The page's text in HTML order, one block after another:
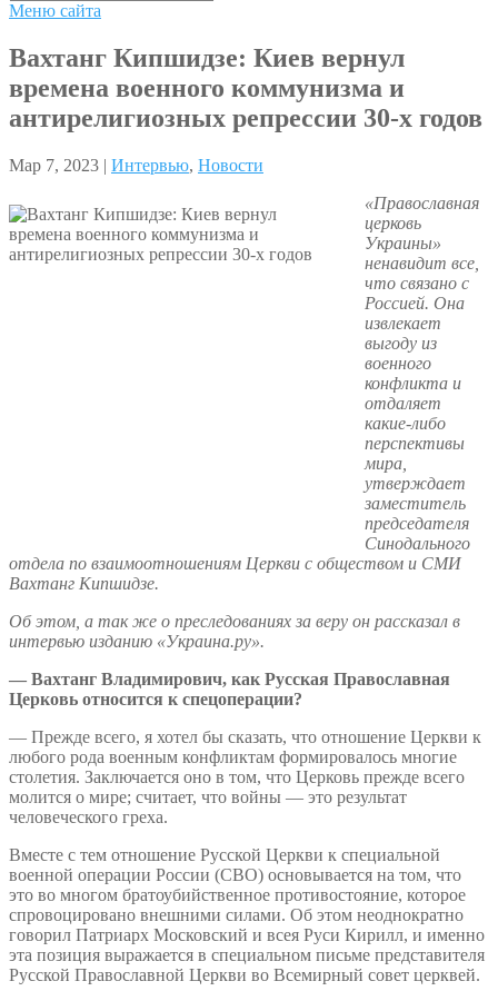
Меню сайта
Вахтанг Кипшидзе: Киев вернул
времена военного коммунизма и
антирелигиозных репрессии 30-х годов
Мар 7, 2023 | Интервью, Новости
«Православная
церковь
Украины»
ненавидит все,
что связано с
Россией. Она
извлекает
выгоду из
военного
конфликта и
отдаляет
какие-либо
перспективы
мира,
утверждает
заместитель
председателя
Синодального
отдела по взаимоотношениям Церкви с обществом и СМИ
Вахтанг Кипшидзе.
Об этом, а так же о преследованиях за веру он рассказал в
интервью изданию «Украина.ру».
— Вахтанг Владимирович, как Русская Православная
Церковь относится к спецоперации?
— Прежде всего, я хотел бы сказать, что отношение Церкви к
любого рода военным конфликтам формировалось многие
столетия. Заключается оно в том, что Церковь прежде всего
молится о мире; считает, что войны — это результат
человеческого греха.
Вместе с тем отношение Русской Церкви к специальной
военной операции России (СВО) основывается на том, что
это во многом братоубийственное противостояние, которое
спровоцировано внешними силами. Об этом неоднократно
говорил Патриарх Московский и всея Руси Кирилл, и именно
эта позиция выражается в специальном письме представителя
Русской Православной Церкви во Всемирный совет церквей.